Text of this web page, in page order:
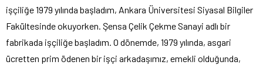
işçiliğe 1979 yılında başladım, Ankara Üniversitesi Siyasal Bilgiler
Fakültesinde okuyorken. Şensa Çelik Çekme Sanayi adlı bir
fabrikada işçiliğe başladım. O dönemde, 1979 yılında, asgari
ücretten prim ödenen bir işçi arkadaşımız, emekli olduğunda,